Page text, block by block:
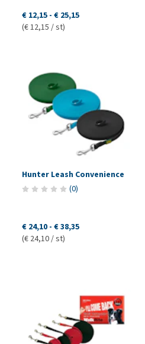
€ 12,15 - € 25,15
(€ 12,15 / st)
Hunter Leash Convenience
(0)
€ 24,10 - € 38,35
(€ 24,10 / st)